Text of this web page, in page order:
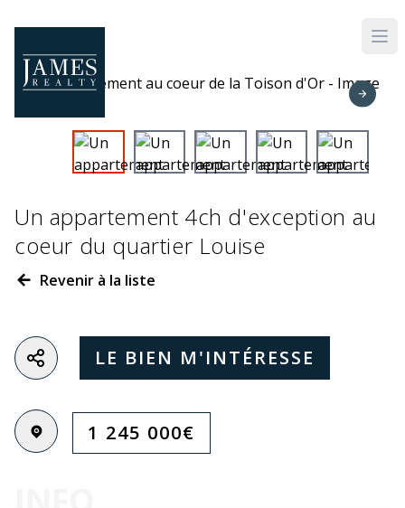
Un appartement 4ch d'exception au
coeur du quartier Louise
Revenir à la liste
LE BIEN M'INTÉRESSE
1 245 000€